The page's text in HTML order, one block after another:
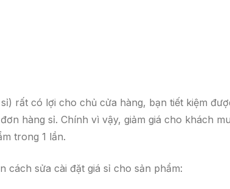
rất có lợi cho chủ cửa hàng, bạn tiết kiệm
hàng sỉ. Chính vì vậy, giảm giá cho khách
trong 1 lần.
cách sửa cài đặt giá sỉ cho sản phẩm: